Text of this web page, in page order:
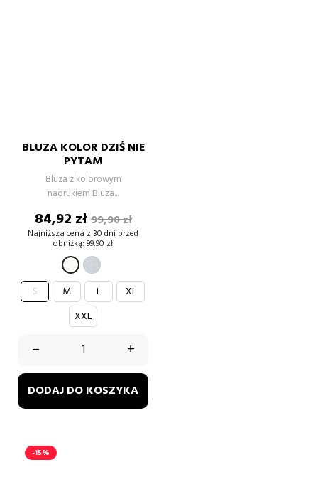
BLUZA KOLOR DZIŚ NIE
PYTAM
Bluza z kolorowym
nadrukiem Bluza...
Cena
84,92 złCena
podstawowa
99,90 zł
Najniższa cena z 30 dni przed
obniżką: 99,90 zł
BIAŁYSZARY
S
M L
XL
XXL
– +
DODAJ DO KOSZYKA
-15%